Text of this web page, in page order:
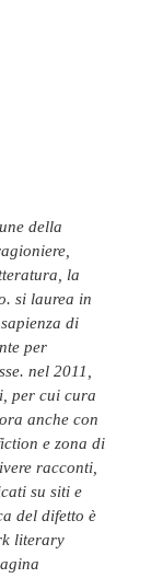
la
si laurea in
di
per
nel 2011,
per cui cura
anche con
e zona di
racconti,
su siti e
del difetto è
literary